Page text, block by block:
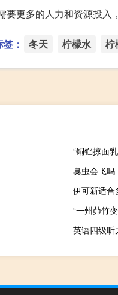
更多的人力和资源投入
： 冬天 柠檬水 柠
“铜铛掠面
臭虫会飞吗
伊可新适合
“一州茆竹
英语四级听